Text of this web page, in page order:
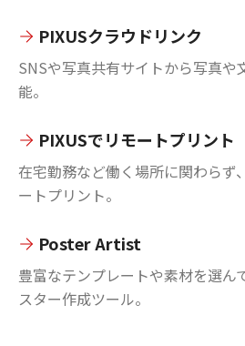
PIXUSクラウドリンク
SNSや写真共有サイトから写真や
能。
PIXUSでリモートプリント
在宅勤務など働く場所に関わらず
ートプリント。
Poster Artist
豊富なテンプレートや素材を選ん
スター作成ツール。